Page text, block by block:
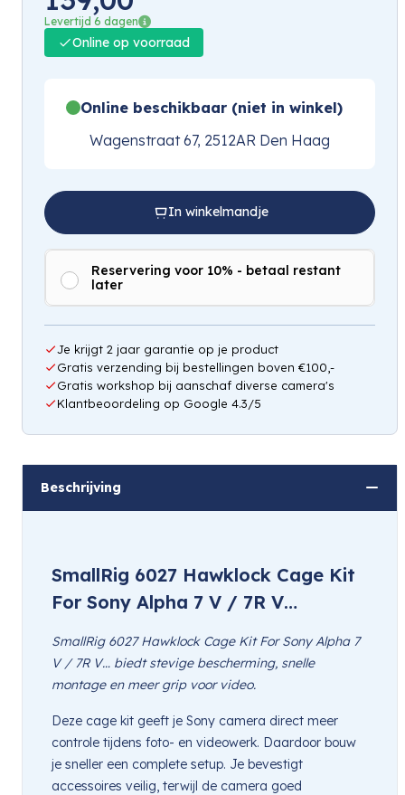
Levertijd 6 dagen
Online op voorraad
Online beschikbaar (niet in winkel)
Wagenstraat 67, 2512AR Den Haag
In winkelmandje
Reservering voor 10% - betaal restant
later
Je krijgt 2 jaar garantie op je product
Gratis verzending bij bestellingen boven €100,-
Gratis workshop bij aanschaf diverse camera's
Klantbeoordeling op Google 4.3/5
Beschrijving
SmallRig 6027 Hawklock Cage Kit
For Sony Alpha 7 V / 7R V…
SmallRig 6027 Hawklock Cage Kit For Sony Alpha 7
V / 7R V… biedt stevige bescherming, snelle
montage en meer grip voor video.
Deze cage kit geeft je Sony camera direct meer
controle tijdens foto- en videowerk. Daardoor bouw
je sneller een complete setup. Je bevestigt
accessoires veilig, terwijl de camera goed